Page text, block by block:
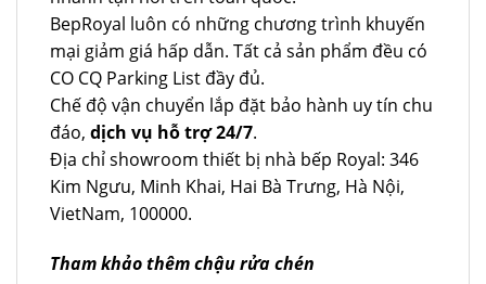
BepRoyal luôn có những chương trình khuyến
mại giảm giá hấp dẫn. Tất cả sản phẩm đều có
CO CQ Parking List đầy đủ.
Chế độ vận chuyển lắp đặt bảo hành uy tín chu
đáo, dịch vụ hỗ trợ 24/7.
Địa chỉ showroom thiết bị nhà bếp Royal: 346
Kim Ngưu, Minh Khai, Hai Bà Trưng, Hà Nội,
VietNam, 100000.
Tham khảo thêm chậu rửa chén